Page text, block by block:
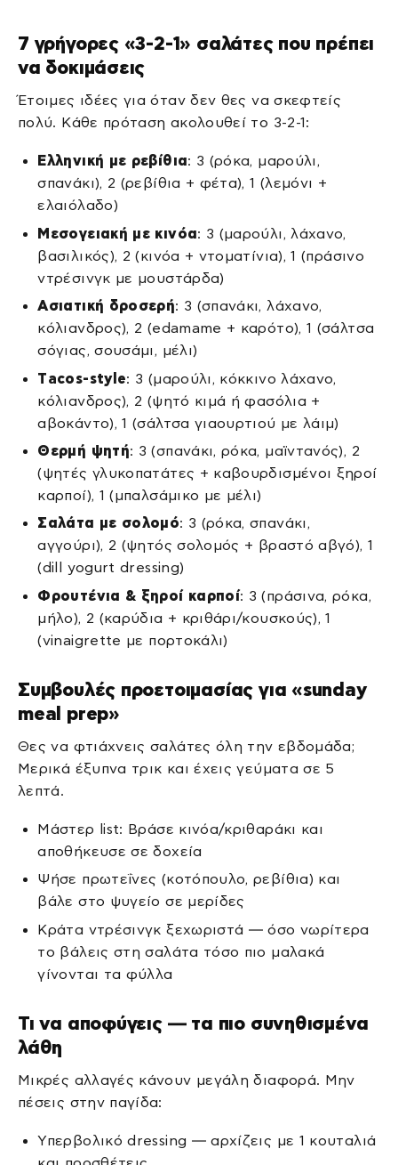
7 γρήγορες «3-2-1» σαλάτες που πρέπει
να δοκιμάσεις
Έτοιμες ιδέες για όταν δεν θες να σκεφτείς
πολύ. Κάθε πρόταση ακολουθεί το 3-2-1:
Ελληνική με ρεβίθια: 3 (ρόκα, μαρούλι,
σπανάκι), 2 (ρεβίθια + φέτα), 1 (λεμόνι +
ελαιόλαδο)
Μεσογειακή με κινόα: 3 (μαρούλι, λάχανο,
βασιλικός), 2 (κινόα + ντοματίνια), 1 (πράσινο
ντρέσινγκ με μουστάρδα)
Ασιατική δροσερή: 3 (σπανάκι, λάχανο,
κόλιανδρος), 2 (edamame + καρότο), 1 (σάλτσα
σόγιας, σουσάμι, μέλι)
Τacos-style: 3 (μαρούλι, κόκκινο λάχανο,
κόλιανδρος), 2 (ψητό κιμά ή φασόλια +
αβοκάντο), 1 (σάλτσα γιαουρτιού με λάιμ)
Θερμή ψητή: 3 (σπανάκι, ρόκα, μαϊντανός), 2
(ψητές γλυκοπατάτες + καβουρδισμένοι ξηροί
καρποί), 1 (μπαλσάμικο με μέλι)
Σαλάτα με σολομό: 3 (ρόκα, σπανάκι,
αγγούρι), 2 (ψητός σολομός + βραστό αβγό), 1
(dill yogurt dressing)
Φρουτένια & ξηροί καρποί: 3 (πράσινα, ρόκα,
μήλο), 2 (καρύδια + κριθάρι/κουσκούς), 1
(vinaigrette με πορτοκάλι)
Συμβουλές προετοιμασίας για «sunday
meal prep»
Θες να φτιάχνεις σαλάτες όλη την εβδομάδα;
Μερικά έξυπνα τρικ και έχεις γεύματα σε 5
λεπτά.
Μάστερ list: Βράσε κινόα/κριθαράκι και
αποθήκευσε σε δοχεία
Ψήσε πρωτεΐνες (κοτόπουλο, ρεβίθια) και
βάλε στο ψυγείο σε μερίδες
Κράτα ντρέσινγκ ξεχωριστά — όσο νωρίτερα
το βάλεις στη σαλάτα τόσο πιο μαλακά
γίνονται τα φύλλα
Τι να αποφύγεις — τα πιο συνηθισμένα
λάθη
Μικρές αλλαγές κάνουν μεγάλη διαφορά. Μην
πέσεις στην παγίδα:
Υπερβολικό dressing — αρχίζεις με 1 κουταλιά